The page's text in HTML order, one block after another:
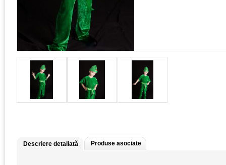
Descriere detaliată Produse asociate